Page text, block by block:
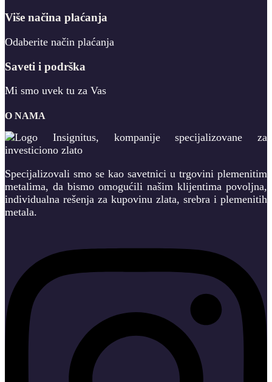
Više načina plaćanja
Odaberite način plaćanja
Saveti i podrška
Mi smo uvek tu za Vas
O NAMA
Specijalizovali smo se kao savetnici u trgovini plemenitim
metalima, da bismo omogućili našim klijentima povoljna,
individualna rešenja za kupovinu zlata, srebra i plemenitih
metala.